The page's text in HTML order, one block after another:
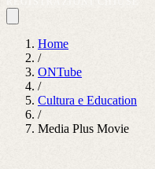
Home
/
ONTube
/
Cultura e Education
/
Media Plus Movie